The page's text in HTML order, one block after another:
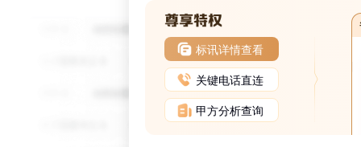
标讯详情查看
关键电话直连
甲方分析查询